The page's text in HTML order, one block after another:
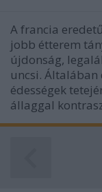
A francia
jobb étterem
újdonság,
uncsi. Általában
édességek
állaggal